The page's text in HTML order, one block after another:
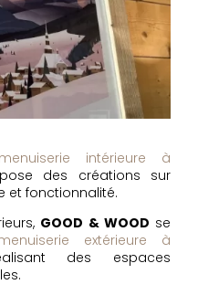
menuiserie intérieure à
des créations sur
et fonctionnalité.
GOOD & WOOD se
extérieure à
des espaces